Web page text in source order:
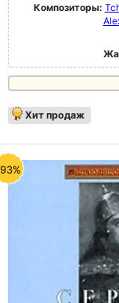
Композиторы:
Хит продаж